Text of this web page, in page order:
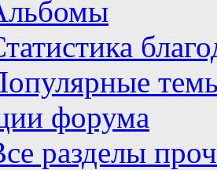
форума
разделы